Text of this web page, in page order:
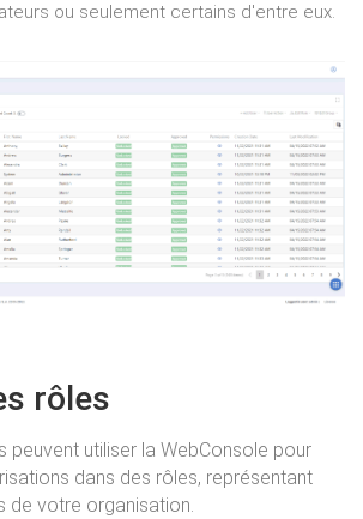
ou seulement certains d'entre eux.
rôles
peuvent utiliser la WebConsole pour
dans des rôles, représentant
de votre organisation.